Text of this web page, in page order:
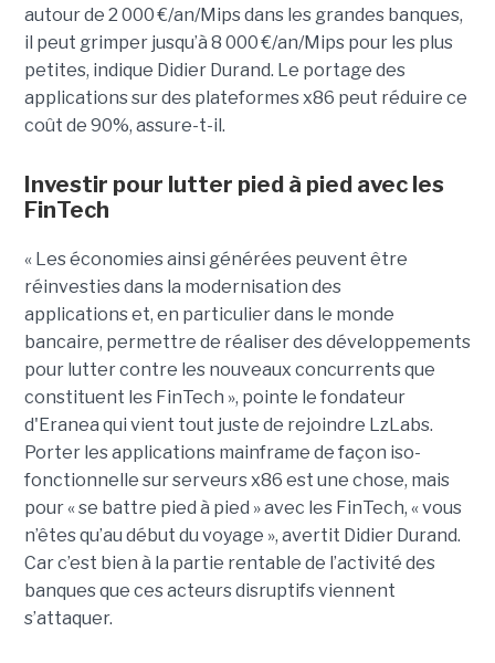
autour de 2 000 €/an/Mips dans les grandes banques,
il peut grimper jusqu’à 8 000 €/an/Mips pour les plus
petites, indique Didier Durand. Le portage des
applications sur des plateformes x86 peut réduire ce
coût de 90%, assure-t-il.
Investir pour lutter pied à pied avec les
FinTech
« Les économies ainsi générées peuvent être
réinvesties dans la modernisation des
applications et, en particulier dans le monde
bancaire, permettre de réaliser des développements
pour lutter contre les nouveaux concurrents que
constituent les FinTech », pointe le fondateur
d'Eranea qui vient tout juste de rejoindre LzLabs.
Porter les applications mainframe de façon iso-
fonctionnelle sur serveurs x86 est une chose, mais
pour « se battre pied à pied » avec les FinTech, « vous
n’êtes qu’au début du voyage », avertit Didier Durand.
Car c’est bien à la partie rentable de l’activité des
banques que ces acteurs disruptifs viennent
s’attaquer.